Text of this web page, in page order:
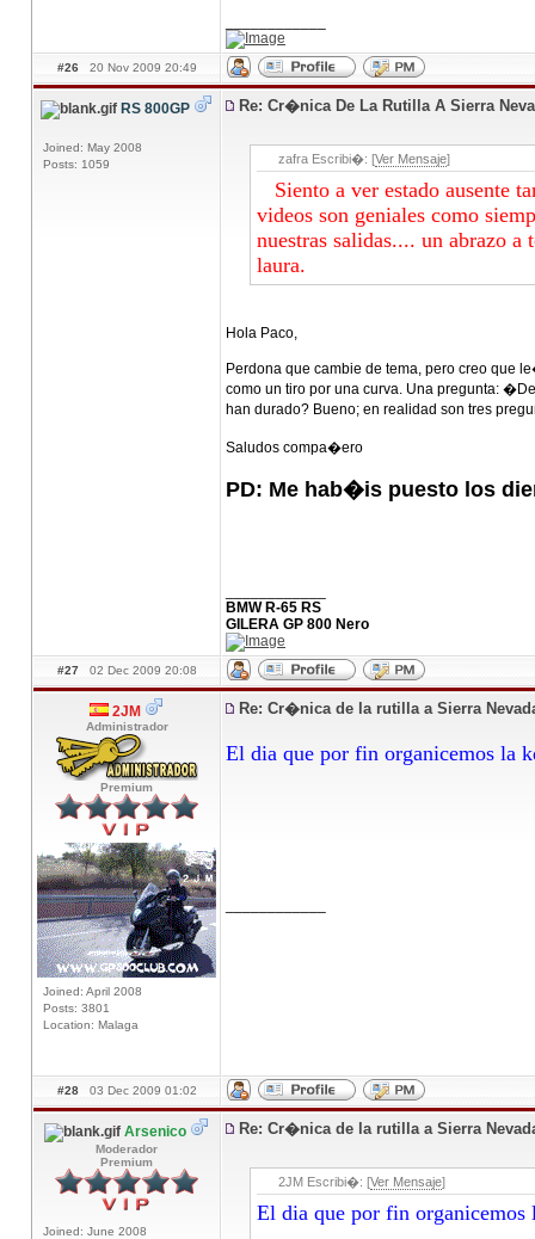
#26 20 Nov 2009 20:49
RS 800GP
Joined: May 2008
Posts: 1059
Re: Cr�nica De La Rutilla A Sierra
zafra Escribi�: [Ver Mensaje]
Siento a ver estado ausente
videos son geniales como
nuestras salidas.... un abrazo
laura.
Hola Paco,
Perdona que cambie de tema, pero creo que
como un tiro por una curva. Una pregunta:
han durado? Bueno; en realidad son tres
Saludos compa�ero
PD: Me hab�is puesto los
BMW R-65 RS
GILERA GP 800 Nero
#27 02 Dec 2009 20:08
2JM
Administrador
Premium
Joined: April 2008
Posts: 3801
Location: Malaga
Re: Cr�nica de la rutilla a Sierra
El dia que por fin organicemos la
#28 03 Dec 2009 01:02
Arsenico
Moderador
Premium
Joined: June 2008
Re: Cr�nica de la rutilla a Sierra
2JM Escribi�: [Ver Mensaje]
El dia que por fin organicemos